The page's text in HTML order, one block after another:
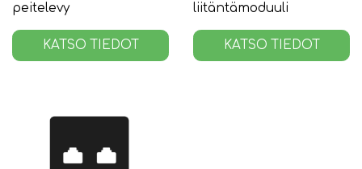
peitelevy
KATSO TIEDOT
liitäntämoduuli
KATSO TIEDOT